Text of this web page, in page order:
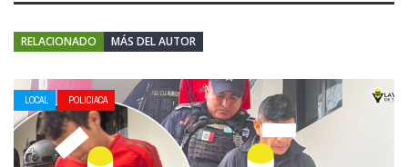
RELACIONADO MÁS DEL AUTOR
LOCAL POLICIACA